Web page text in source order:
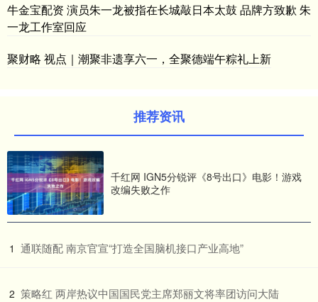
牛金宝配资 演员朱一龙被指在长城敲日本太鼓 品牌方致歉 朱
一龙工作室回应
聚财略 视点｜潮聚非遗享六一，全聚德端午粽礼上新
推荐资讯
千红网 IGN5分锐评《8号出口》电影！游戏
改编失败之作
1 ​通联随配 南京官宣“打造全国脑机接口产业高地”
2 ​策略红 两岸热议中国国民党主席郑丽文将率团访问大陆